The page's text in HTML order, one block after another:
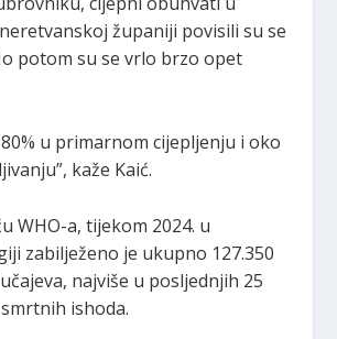
županiji povisili su se
potom su se vrlo brzo opet
80% u primarnom cijepljenju i oko
kaže Kaić.
WHO-a, tijekom 2024. u
zabilježeno je ukupno 127.350
najviše u posljednjih 25
ishoda.